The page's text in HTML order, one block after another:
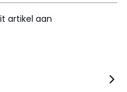
artikel aan